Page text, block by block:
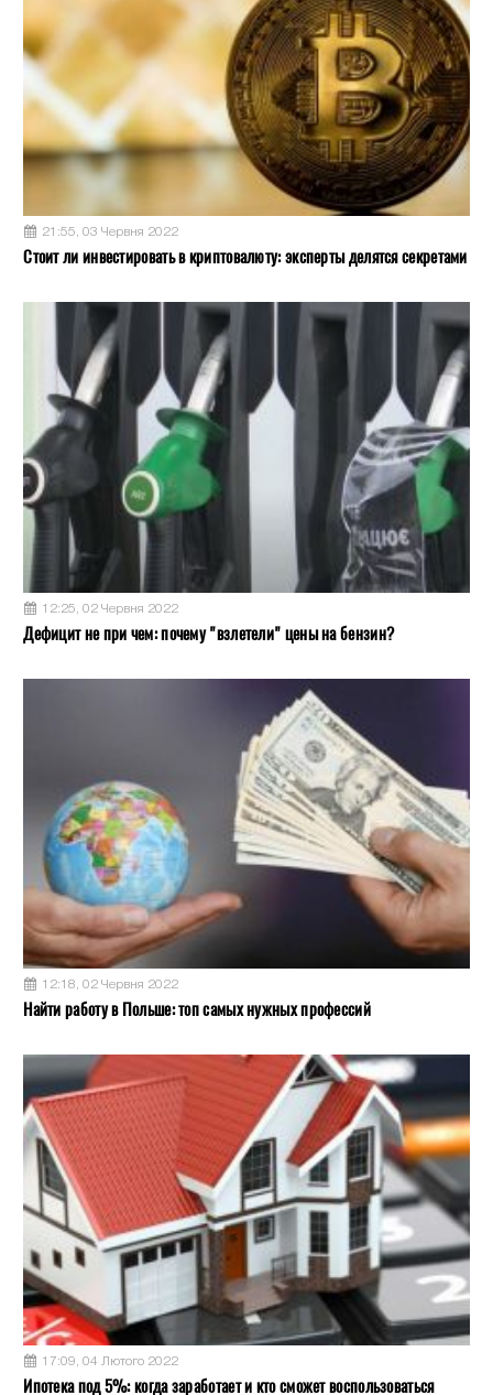
21:55, 03 Червня 2022
Стоит ли инвестировать в криптовалюту: эксперты делятся секретами
12:25, 02 Червня 2022
Дефицит не при чем: почему "взлетели" цены на бензин?
12:18, 02 Червня 2022
Найти работу в Польше: топ самых нужных профессий
17:09, 04 Лютого 2022
Ипотека под 5%: когда заработает и кто сможет воспользоваться